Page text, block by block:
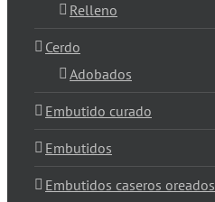
Relleno
Cerdo
Adobados
Embutido curado
Embutidos
Embutidos caseros oreados